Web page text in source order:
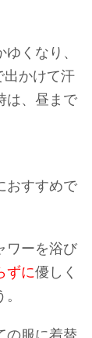
くなり、
かけて汗
、 昼まで
おすすめで
ワーを浴び
ずに優しく